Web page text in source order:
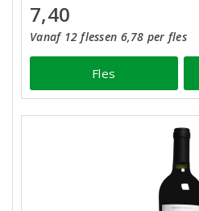
7,40
Vanaf 12 flessen 6,78 per fles
Fles